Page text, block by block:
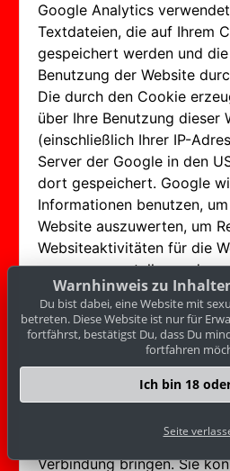
Google Analytics
Textdateien, die auf Ihrem
gespeichert werden und
Benutzung der Website
Die durch den Cookie
über Ihre Benutzung dieser
(einschließlich Ihrer IP-
Server der Google in den
dort gespeichert. Google
Informationen benutzen,
Website auszuwerten, um
Websiteaktivitäten für die
zusammenzustellen und
Websitenutzung und der
verbundene
Auch wird Google diese
gegebenenfalls an Dritte
dies gesetzlich
Dritte diese Daten im
Adresse mit anderen Daten
Verbindung bringen. Sie
Warnhinweis zu
Du bist dabei, eine Website mit
betreten. Diese Website ist nur für
fortfährst, bestätigst Du, dass Du
fortfahren
Ich bin 18
Seite